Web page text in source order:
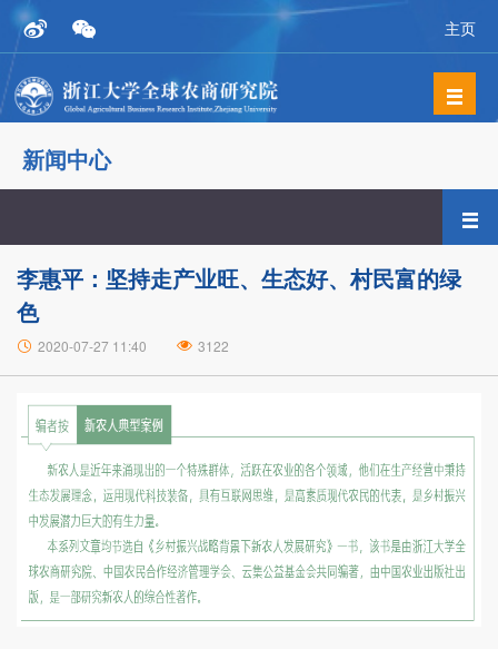
主页
新闻中心
李惠平：坚持走产业旺、生态好、村民富的绿
色
2020-07-27 11:40 3122